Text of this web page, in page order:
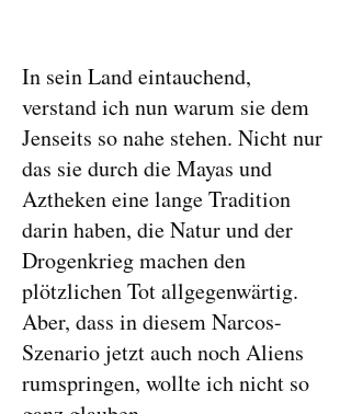
In sein Land eintauchend,
verstand ich nun warum sie dem
Jenseits so nahe stehen. Nicht nur
das sie durch die Mayas und
Aztheken eine lange Tradition
darin haben, die Natur und der
Drogenkrieg machen den
plötzlichen Tot allgegenwärtig.
Aber, dass in diesem Narcos-
Szenario jetzt auch noch Aliens
rumspringen, wollte ich nicht so